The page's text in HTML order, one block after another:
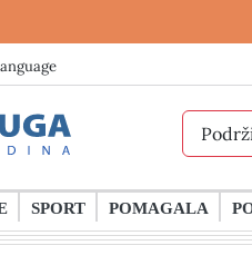
SPORT POMAGALA